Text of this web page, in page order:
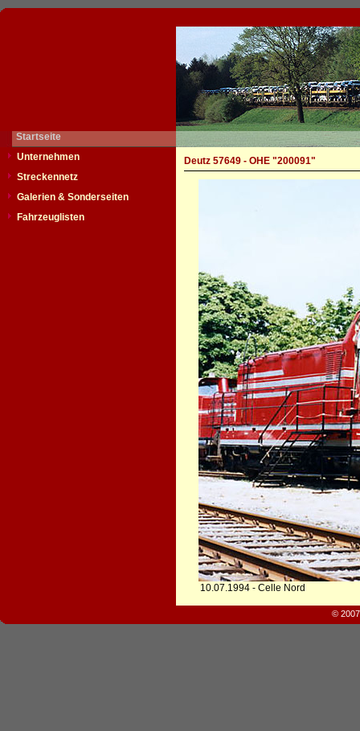
Startseite
Unternehmen
Streckennetz
Galerien & Sonderseiten
Fahrzeuglisten
Deutz 57649 - OHE "200091"
10.07.1994 - Celle Nord
©